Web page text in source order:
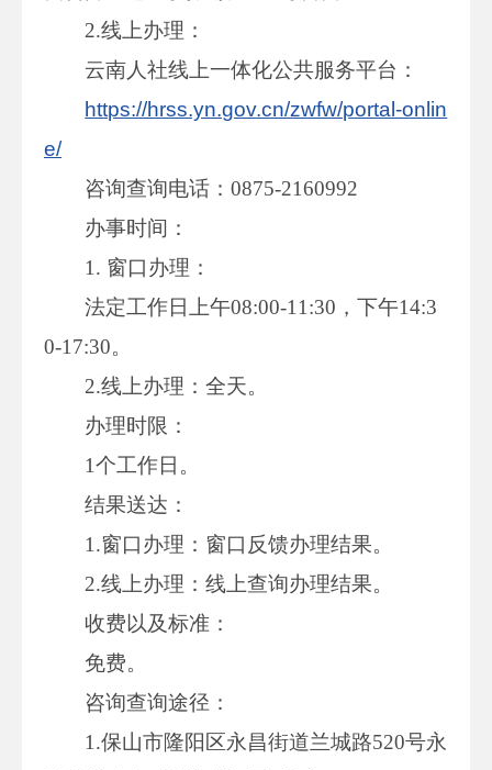
2.线上办理：
云南人社线上一体化公共服务平台：
https://hrss.yn.gov.cn/zwfw/portal-onlin
e/
咨询查询电话：0875-2160992
办事时间：
1. 窗口办理：
法定工作日上午08:00-11:30，下午14:3
0-17:30。
2.线上办理：全天。
办理时限：
1个工作日。
结果送达：
1.窗口办理：窗口反馈办理结果。
2.线上办理：线上查询办理结果。
收费以及标准：
免费。
咨询查询途径：
1.保山市隆阳区永昌街道兰城路520号永